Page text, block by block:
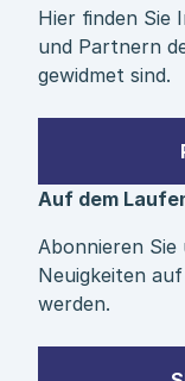
Hier finden Sie
und Partnern
gewidmet sind.
Auf dem
Abonnieren
Neuigkeiten
werden.